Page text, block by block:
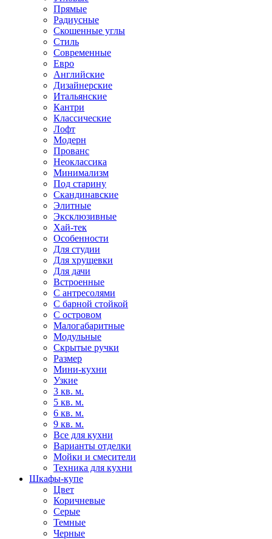
Прямые
Радиусные
Скошенные углы
Стиль
Современные
Евро
Английские
Дизайнерские
Итальянские
Кантри
Классические
Лофт
Модерн
Прованс
Неоклассика
Минимализм
Под старину
Скандинавские
Элитные
Эксклюзивные
Хай-тек
Особенности
Для студии
Для хрущевки
Для дачи
Встроенные
С антресолями
С барной стойкой
С островом
Малогабаритные
Модульные
Скрытые ручки
Размер
Мини-кухни
Узкие
3 кв. м.
5 кв. м.
6 кв. м.
9 кв. м.
Все для кухни
Варианты отделки
Мойки и смесители
Техника для кухни
Шкафы-купе
Цвет
Коричневые
Серые
Темные
Черные